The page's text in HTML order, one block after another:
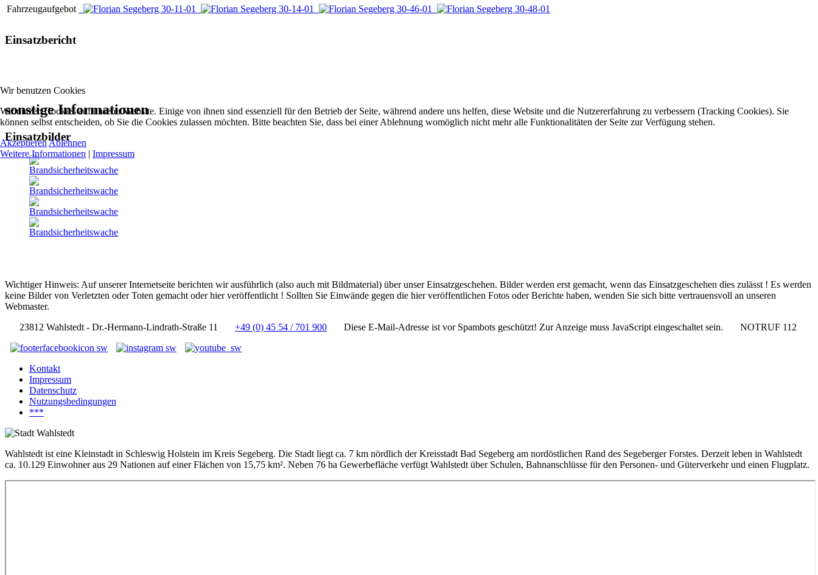
Fahrzeugaufgebot
Einsatzbericht
sonstige Informationen
Einsatzbilder
Wichtiger Hinweis: Auf unserer Internetseite berichten wir ausführlich (also auch mit Bildmaterial) über unser Einsatzgeschehen. Bilder werden erst gemacht, wenn das Einsatzgeschehen dies zulässt ! Es werden
keine Bilder von Verletzten oder Toten gemacht oder hier veröffentlicht ! Sollten Sie Einwände gegen die hier veröffentlichen Fotos oder Berichte haben, wenden Sie sich bitte vertrauensvoll an unseren
Webmaster.
23812 Wahlstedt - Dr.-Hermann-Lindrath-Straße 11
+49 (0) 45 54 / 701 900 Diese E-Mail-Adresse ist vor Spambots geschützt! Zur Anzeige muss JavaScript eingeschaltet sein. NOTRUF 112
Kontakt
Impressum
Datenschutz
Nutzungsbedingungen
***
Wahlstedt ist eine Kleinstadt in Schleswig Holstein im Kreis Segeberg. Die Stadt liegt ca. 7 km nördlich der Kreisstadt Bad Segeberg am nordöstlichen Rand des Segeberger Forstes. Derzeit leben in Wahlstedt
ca. 10.129 Einwohner aus 29 Nationen auf einer Flächen von 15,75 km². Neben 76 ha Gewerbefläche verfügt Wahlstedt über Schulen, Bahnanschlüsse für den Personen- und Güterverkehr und einen Flugplatz.
Wir benutzen Cookies
Wir nutzen Cookies auf unserer Website. Einige von ihnen sind essenziell für den Betrieb der Seite, während andere uns helfen, diese Website und die Nutzererfahrung zu verbessern (Tracking Cookies). Sie
können selbst entscheiden, ob Sie die Cookies zulassen möchten. Bitte beachten Sie, dass bei einer Ablehnung womöglich nicht mehr alle Funktionalitäten der Seite zur Verfügung stehen.
AkzeptierenAblehnen
Weitere Informationen | Impressum